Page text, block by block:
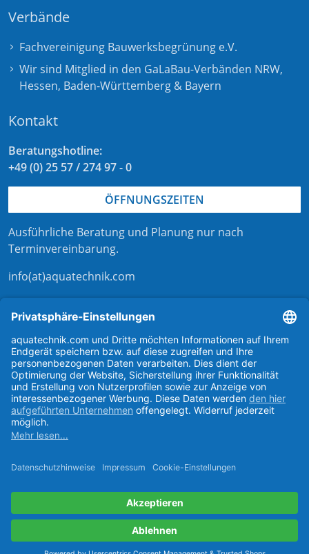
Verbände
Fachvereinigung Bauwerksbegrünung e.V.
Wir sind Mitglied in den GaLaBau-Verbänden NRW,
Hessen, Baden-Württemberg & Bayern
Kontakt
Beratungshotline:
+49 (0) 25 57 / 274 97 - 0
ÖFFNUNGSZEITEN
Ausführliche Beratung und Planung nur nach
Terminvereinbarung.
info(at)aquatechnik.com
externer Link zu aqua-technik-shop.de
Kontakt zu aquatechnik
Support bei aquatechnik
aquatechnik bei instagram
aquatechnik bei facebook
aquatechnik auf youtube
aquatechnik bei linkedIn
Unser Katalog!